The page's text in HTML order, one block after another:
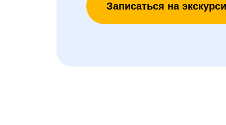
Записаться на